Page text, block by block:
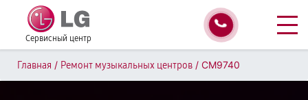
Сервисный центр
Главная / Ремонт музыкальных центров / CM9740